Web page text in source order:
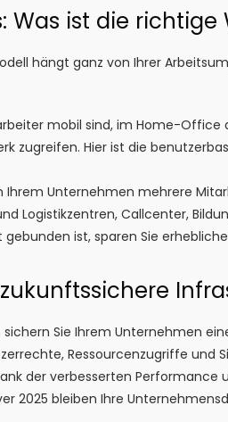
Was ist die richtige
hängt ganz von Ihrer
mobil sind, im Home-
zugreifen. Hier ist die
Ihrem Unternehmen mehrere
Logistikzentren, Callcenter,
gebunden ist, sparen Sie
sichern Sie Ihrem Unternehmen
Ressourcenzugriffe und
der verbesserten Performance
2025 bleiben Ihre